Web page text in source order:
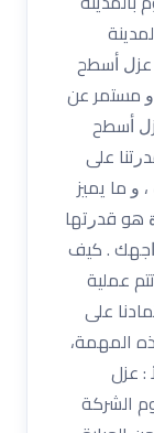
ﻋﺰﻝ ﺃﺳﻄﺢ
ﻭ ﻣﺴﺘﻤﺮ ﻋﻦ
ﺃﺳﻄﺢ
ﻋﻠﻰ
ﻭ ﻣﺎ ﻳﻤﻴﺰ
ﻫﻮ ﻗﺪﺭﺗﻬﺎ
. كيف
عملية
على
المهمة،
: عزل
الشركة